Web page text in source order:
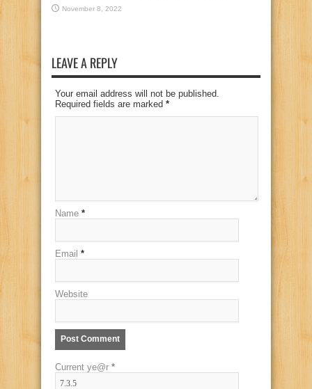
November 8, 2022
LEAVE A REPLY
Your email address will not be published.
Required fields are marked *
Name *
Email *
Website
Current ye@r *